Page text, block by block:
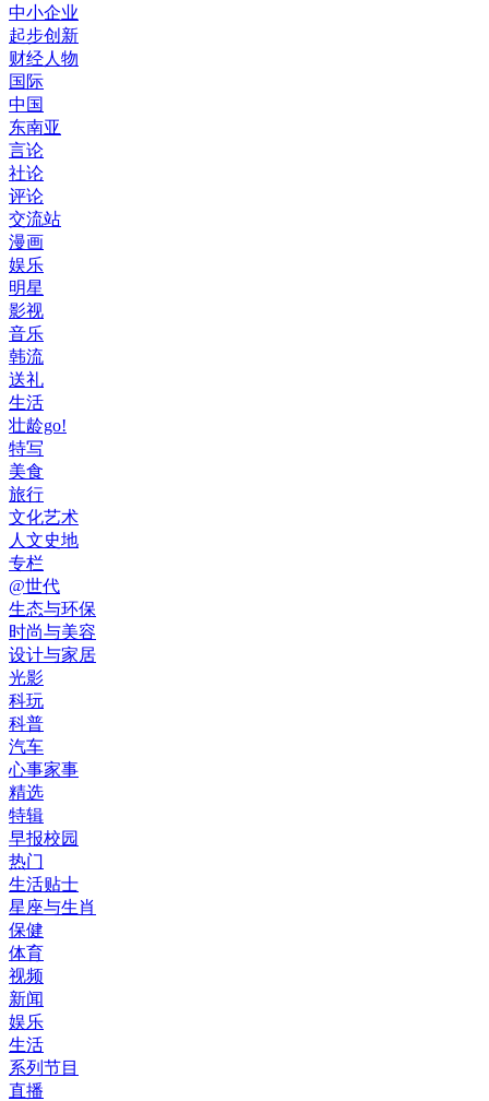
中小企业
起步创新
财经人物
国际
中国
东南亚
言论
社论
评论
交流站
漫画
娱乐
明星
影视
音乐
韩流
送礼
生活
壮龄go!
特写
美食
旅行
文化艺术
人文史地
专栏
@世代
生态与环保
时尚与美容
设计与家居
光影
科玩
科普
汽车
心事家事
精选
特辑
早报校园
热门
生活贴士
星座与生肖
保健
体育
视频
新闻
娱乐
生活
系列节目
直播